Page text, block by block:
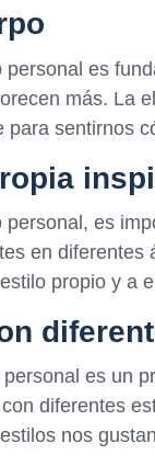
es
más. La
para sentirnos
es
en
propio y a
es un
diferentes
nos